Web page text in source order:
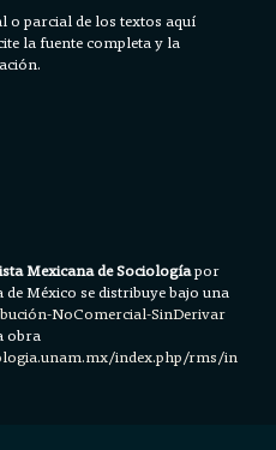
o parcial de los textos aquí
la fuente completa y la
Mexicana de Sociologíapor
México se distribuye bajo una
NoComercial-SinDerivar
obra
index.php/rms/in